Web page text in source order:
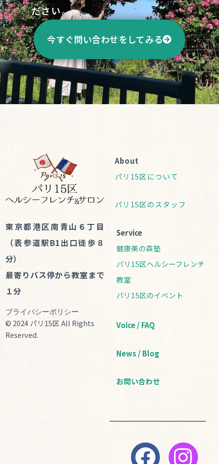
ださい。
今すぐ問い合わせをしてみる
東京都港区南青山６丁目
（表参道駅B1出口徒歩８
分）
最寄りバス停から教室まで
１分
プライバシーポリシー
© 2024 パリ15区 All Rights
Reserved.
About
パリ15区について
パリ15区のスタッフ
Service
健康美の森塾
パリ15区ヘルシーフレンチ
教室
パリ15区のイベント
Voice / FAQ
News / Blog
お問い合わせ
F
a
I
n
Y
o